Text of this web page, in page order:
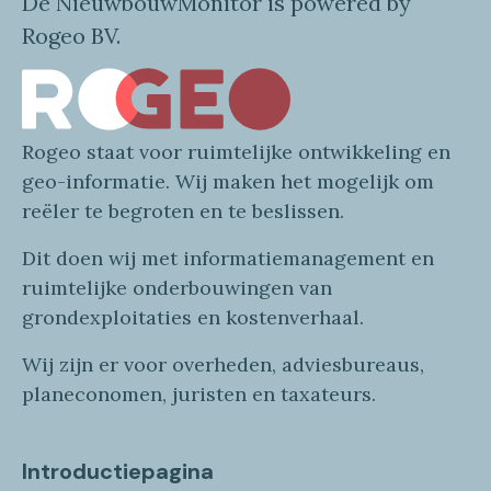
Rogeo BV.
Rogeo staat voor ruimtelijke ontwikkeling en
geo-informatie. Wij maken het mogelijk om
reëler te begroten en te beslissen.
Dit doen wij met informatiemanagement en
ruimtelijke onderbouwingen van
grondexploitaties en kostenverhaal.
Wij zijn er voor overheden, adviesbureaus,
planeconomen, juristen en taxateurs.
Introductiepagina